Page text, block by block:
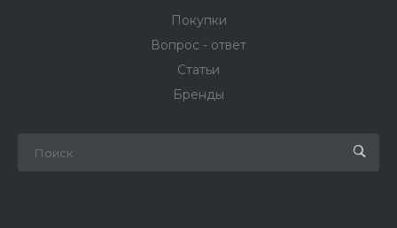
Покупки
Вопрос - ответ
Статьи
Бренды